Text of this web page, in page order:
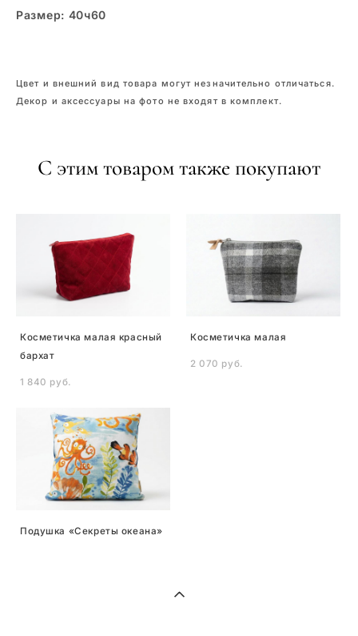
Размер: 40ч60
Цвет и внешний вид товара могут незначительно отличаться.
Декор и аксессуары на фото не входят в комплект.
С этим товаром также покупают
Косметичка малая красный
бархат
1 840 pуб.
Косметичка малая
2 070 pуб.
Подушка «Секреты океана»